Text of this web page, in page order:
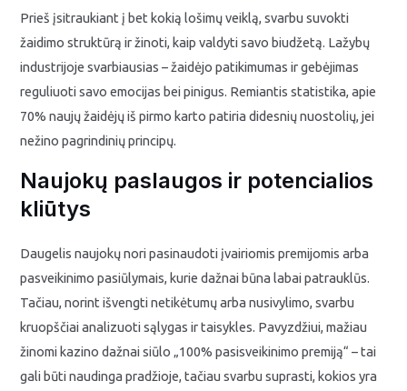
Prieš įsitraukiant į bet kokią lošimų veiklą, svarbu suvokti
žaidimo struktūrą ir žinoti, kaip valdyti savo biudžetą. Lažybų
industrijoje svarbiausias – žaidėjo patikimumas ir gebėjimas
reguliuoti savo emocijas bei pinigus. Remiantis statistika, apie
70% naujų žaidėjų iš pirmo karto patiria didesnių nuostolių, jei
nežino pagrindinių principų.
Naujokų paslaugos ir potencialios
kliūtys
Daugelis naujokų nori pasinaudoti įvairiomis premijomis arba
pasveikinimo pasiūlymais, kurie dažnai būna labai patrauklūs.
Tačiau, norint išvengti netikėtumų arba nusivylimo, svarbu
kruopščiai analizuoti sąlygas ir taisykles. Pavyzdžiui, mažiau
žinomi kazino dažnai siūlo „100% pasisveikinimo premiją“ – tai
gali būti naudinga pradžioje, tačiau svarbu suprasti, kokios yra